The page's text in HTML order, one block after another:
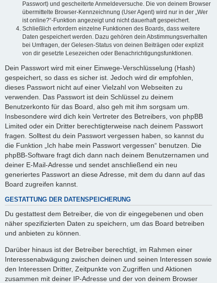
Passwort) und gescheiterte Anmeldeversuche. Die von deinem Browser
übermittelte Browser-Kennzeichnung (User Agent) wird nur in der „Wer
ist online?“-Funktion angezeigt und nicht dauerhaft gespeichert.
Schließlich erfordern einzelne Funktionen des Boards, dass weitere
Daten gespeichert werden. Dazu gehören dein Abstimmungsverhalten
bei Umfragen, der Gelesen-Status von deinen Beiträgen oder explizit
von dir gesetzte Lesezeichen oder Benachrichtigungsfunktionen.
Dein Passwort wird mit einer Einwege-Verschlüsselung (Hash)
gespeichert, so dass es sicher ist. Jedoch wird dir empfohlen,
dieses Passwort nicht auf einer Vielzahl von Webseiten zu
verwenden. Das Passwort ist dein Schlüssel zu deinem
Benutzerkonto für das Board, also geh mit ihm sorgsam um.
Insbesondere wird dich kein Vertreter des Betreibers, von phpBB
Limited oder ein Dritter berechtigterweise nach deinem Passwort
fragen. Solltest du dein Passwort vergessen haben, so kannst du
die Funktion „Ich habe mein Passwort vergessen“ benutzen. Die
phpBB-Software fragt dich dann nach deinem Benutzernamen und
deiner E-Mail-Adresse und sendet anschließend ein neu
generiertes Passwort an diese Adresse, mit dem du dann auf das
Board zugreifen kannst.
GESTATTUNG DER DATENSPEICHERUNG
Du gestattest dem Betreiber, die von dir eingegebenen und oben
näher spezifizierten Daten zu speichern, um das Board betreiben
und anbieten zu können.
Darüber hinaus ist der Betreiber berechtigt, im Rahmen einer
Interessenabwägung zwischen deinen und seinen Interessen sowie
den Interessen Dritter, Zeitpunkte von Zugriffen und Aktionen
zusammen mit deiner IP-Adresse und der von deinem Browser